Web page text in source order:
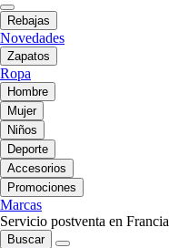
Rebajas
Novedades
Zapatos
Ropa
Hombre
Mujer
Niños
Deporte
Accesorios
Promociones
Marcas
Servicio postventa en Francia
Buscar